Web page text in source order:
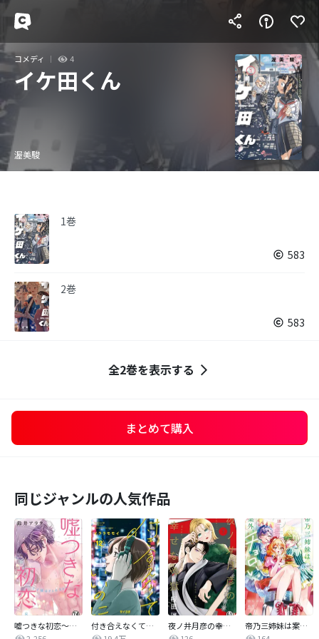
コメディ 4
イケ田くん
渥美駿
1巻
583
2巻
583
全2巻を表示する
まとめて購入
同じジャンルの人気作品
嘘つきな初恋～王子様はドSホスト～
付き合えなくていいのに
夜ノ井月彦の幸せな地獄
帝乃三姉妹は案外、チョロい。